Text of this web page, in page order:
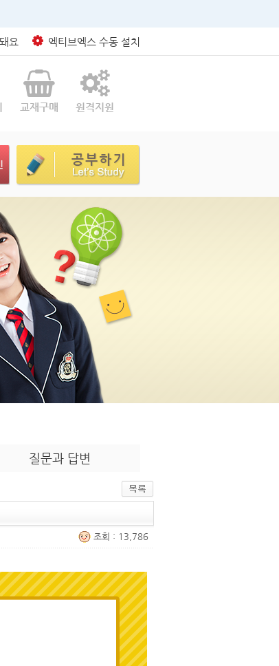
요 엑티브엑스 수동 설치
교재구매 원격지원
질문과 답변
조회 : 13,786